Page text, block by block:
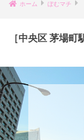
ホーム ぽむマチ
［中央区 茅場